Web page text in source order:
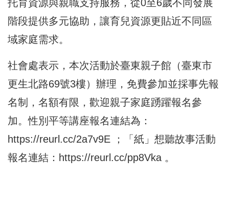
托育資源與親職支持服務，從0至6歲不同發展
階段提供多元協助，讓育兒資源更貼近不同區
域家庭需求。
社會處表示，本次活動於臺東親子館（臺東市
更生北路69號3樓）辦理，免費參加並採事先報
名制，名額有限，歡迎親子家庭踴躍報名參
加。性別平等講座報名連結為：
https://reurl.cc/2a7v9E ；「紙」想聽故事活動
報名連結： https://reurl.cc/pp8Vka 。